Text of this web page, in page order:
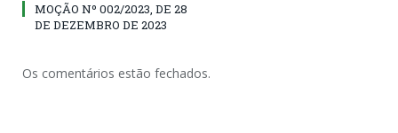
MOÇÃO Nº 002/2023, DE 28
DE DEZEMBRO DE 2023
Os comentários estão fechados.